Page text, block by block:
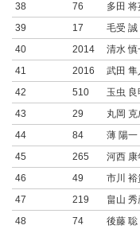
38
76 多田 将
39
17 毛受 誠
40
2014 清水 慎
41
2016 武田 隼
42
510 玉虫 良
43
29 丸岡 克
44
84 薄 陽一
45
265 河西 康
46
49 市川 裕
47
219 畠山 秀
48
74 後藤 聡